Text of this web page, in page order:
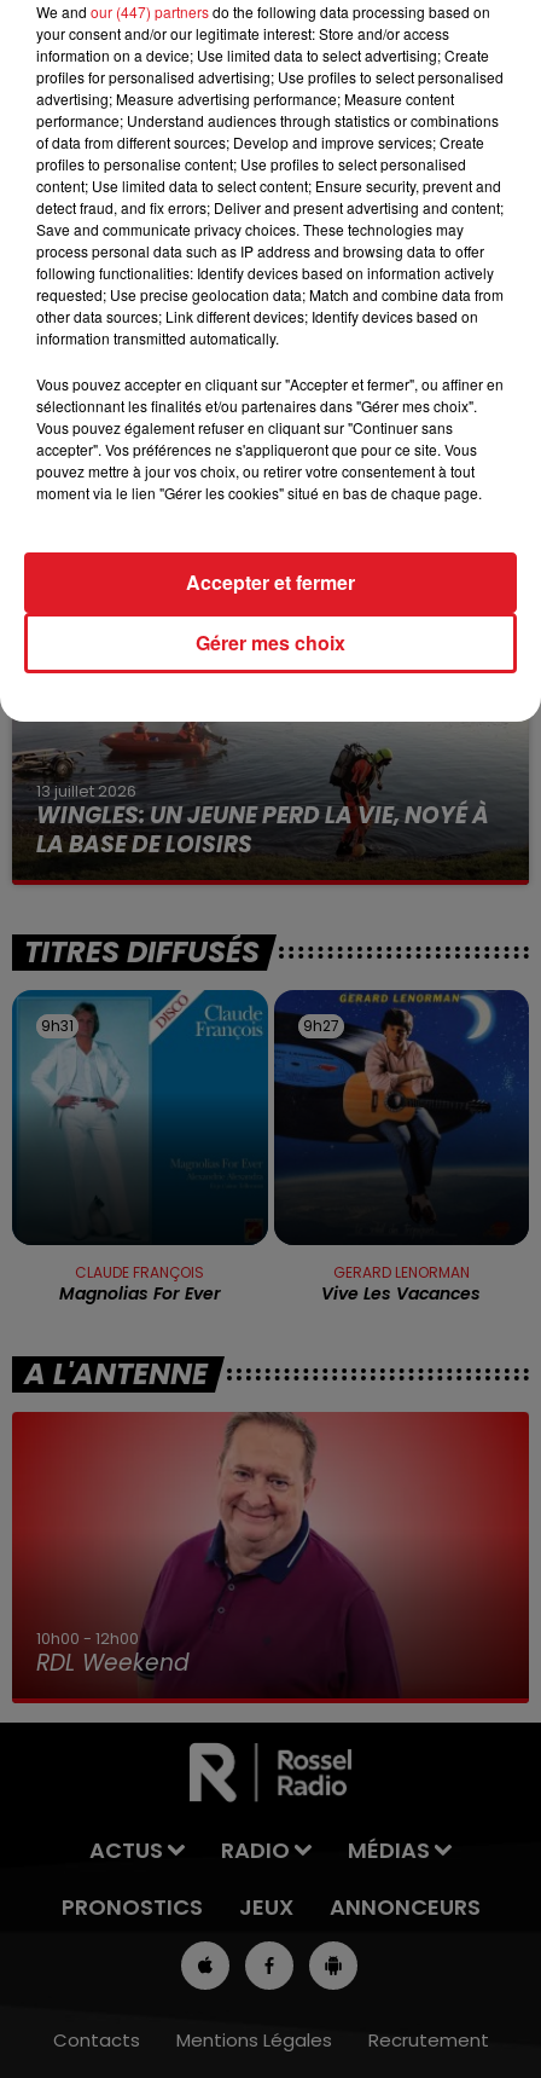
En direct des pistes :
FILS D'ACTUS
15 juillet 2026
BÉTHUNE: ENQUÊTE POUR HOMICIDE
Selon les premiers éléments, le logement servait
13 juillet 2026
WINGLES: UN JEUNE PERD LA VIE, NOYÉ À
LA BASE DE LOISIRS
La victime a coulé à pic
TITRES DIFFUSÉS
9h31
9h31
CLAUDE FRANÇOIS
Magnolias For Ever
9h27
9h27
GERARD LENORMAN
Vive Les Vacances
A L'ANTENNE
10h00 - 12h00
RDL Weekend
ACTUS RADIO
MÉDIAS
PRONOSTICS
JEUX ANNONCEURS
Contacts Mentions Légales
Recrutement
We and our (447) partnersdo the following data processing based on
your consent and/or our legitimate interest: Store and/or access
information on a device; Use limited data to select advertising; Create
profiles for personalised advertising; Use profiles to select personalised
advertising; Measure advertising performance; Measure content
performance; Understand audiences through statistics or combinations
of data from different sources; Develop and improve services; Create
profiles to personalise content; Use profiles to select personalised
content; Use limited data to select content; Ensure security, prevent and
detect fraud, and fix errors; Deliver and present advertising and content;
Save and communicate privacy choices. These technologies may
process personal data such as IP address and browsing data to offer
following functionalities: Identify devices based on information actively
requested; Use precise geolocation data; Match and combine data from
other data sources; Link different devices; Identify devices based on
information transmitted automatically.
Vous pouvez accepter en cliquant sur "Accepter et fermer", ou affiner en
sélectionnant les finalités et/ou partenaires dans "Gérer mes choix".
Vous pouvez également refuser en cliquant sur "Continuer sans
accepter". Vos préférences ne s'appliqueront que pour ce site. Vous
pouvez mettre à jour vos choix, ou retirer votre consentement à tout
moment via le lien "Gérer les cookies" situé en bas de chaque page.
Gérer mes choix
Accepter et fermer